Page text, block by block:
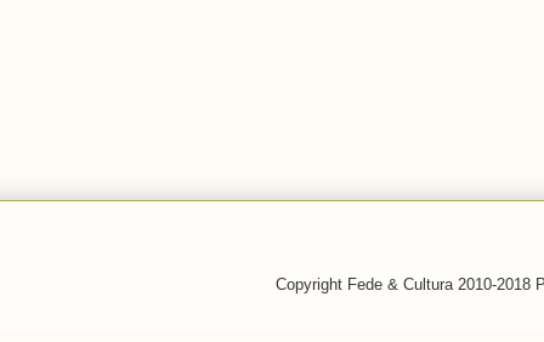
Copyright Fede & Cultura 2010-2018